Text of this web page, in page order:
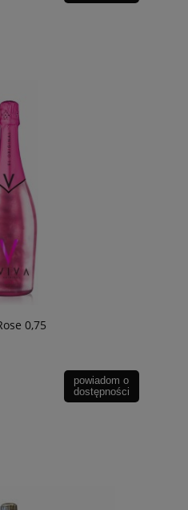
0,75
powiadom o
dostępności